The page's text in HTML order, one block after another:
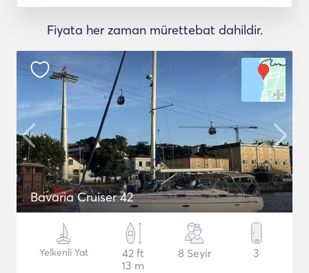
Fiyata her zaman mürettebat dahildir.
Bavaria Cruiser 42
Yelkenli Yat
42 ft
13 m
8 Seyir 3